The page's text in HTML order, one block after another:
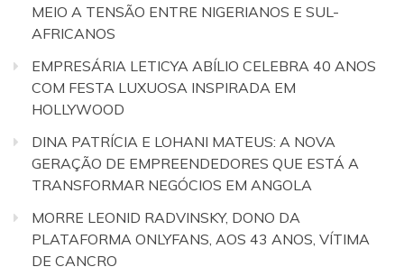
MEIO A TENSÃO ENTRE NIGERIANOS E SUL-
AFRICANOS
EMPRESÁRIA LETICYA ABÍLIO CELEBRA 40 ANOS
COM FESTA LUXUOSA INSPIRADA EM
HOLLYWOOD
DINA PATRÍCIA E LOHANI MATEUS: A NOVA
GERAÇÃO DE EMPREENDEDORES QUE ESTÁ A
TRANSFORMAR NEGÓCIOS EM ANGOLA
MORRE LEONID RADVINSKY, DONO DA
PLATAFORMA ONLYFANS, AOS 43 ANOS, VÍTIMA
DE CANCRO